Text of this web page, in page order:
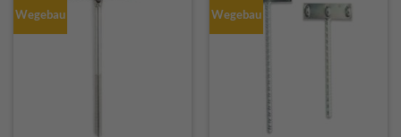
Wegebau Wegebau